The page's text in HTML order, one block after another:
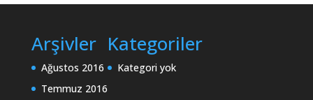
Arşivler
Ağustos 2016
Temmuz 2016
Kategoriler
Kategori yok